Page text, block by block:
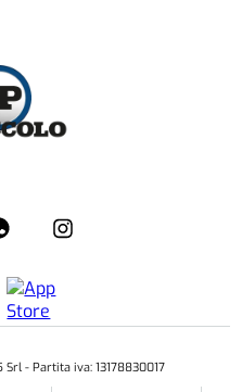
Srl - Partita iva: 13178830017